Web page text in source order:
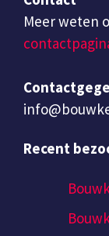
Meer weten
Recent